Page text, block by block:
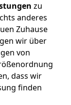
zu
anderes
Zuhause
wir über
von
dass wir
finden